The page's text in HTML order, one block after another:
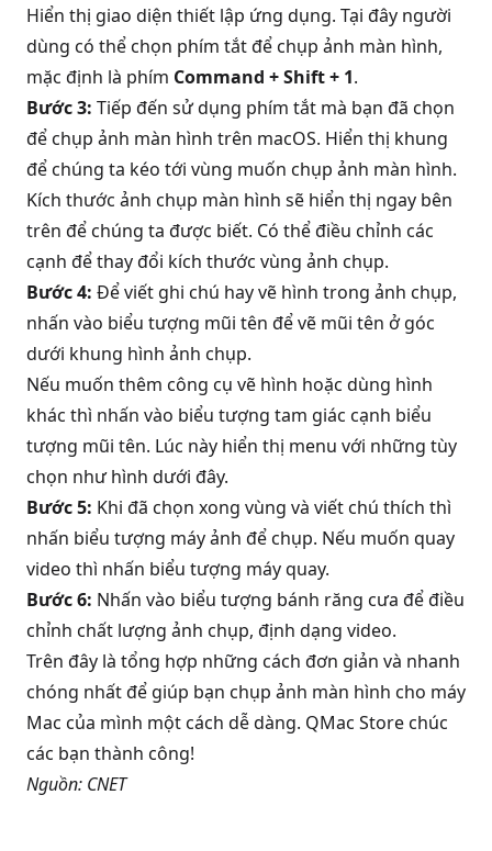
Hiển thị giao diện thiết lập ứng dụng. Tại đây người
dùng có thể chọn phím tắt để chụp ảnh màn hình,
mặc định là phím Command + Shift + 1.
Bước 3: Tiếp đến sử dụng phím tắt mà bạn đã chọn
để chụp ảnh màn hình trên macOS. Hiển thị khung
để chúng ta kéo tới vùng muốn chụp ảnh màn hình.
Kích thước ảnh chụp màn hình sẽ hiển thị ngay bên
trên để chúng ta được biết. Có thể điều chỉnh các
cạnh để thay đổi kích thước vùng ảnh chụp.
Bước 4: Để viết ghi chú hay vẽ hình trong ảnh chụp,
nhấn vào biểu tượng mũi tên để vẽ mũi tên ở góc
dưới khung hình ảnh chụp.
Nếu muốn thêm công cụ vẽ hình hoặc dùng hình
khác thì nhấn vào biểu tượng tam giác cạnh biểu
tượng mũi tên. Lúc này hiển thị menu với những tùy
chọn như hình dưới đây.
Bước 5: Khi đã chọn xong vùng và viết chú thích thì
nhấn biểu tượng máy ảnh để chụp. Nếu muốn quay
video thì nhấn biểu tượng máy quay.
Bước 6: Nhấn vào biểu tượng bánh răng cưa để điều
chỉnh chất lượng ảnh chụp, định dạng video.
Trên đây là tổng hợp những cách đơn giản và nhanh
chóng nhất để giúp bạn chụp ảnh màn hình cho máy
Mac của mình một cách dễ dàng. QMac Store chúc
các bạn thành công!
Nguồn: CNET